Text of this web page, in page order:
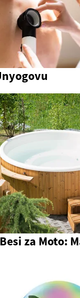
za Moto: